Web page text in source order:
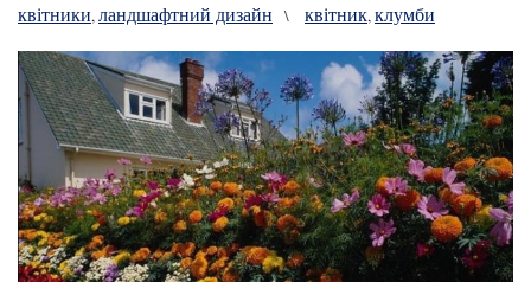
квітники,ландшафтний дизайн \ квітник,клумби